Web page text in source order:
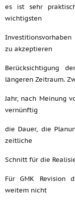
es ist sehr
wichtigsten
zu akzeptieren
Berücksichtigung
längeren Zeitraum.
Jahr, nach Meinung
vernünftig
die Dauer, die
zeitliche
Schnitt für die
Für GMK Revision
weitem nicht